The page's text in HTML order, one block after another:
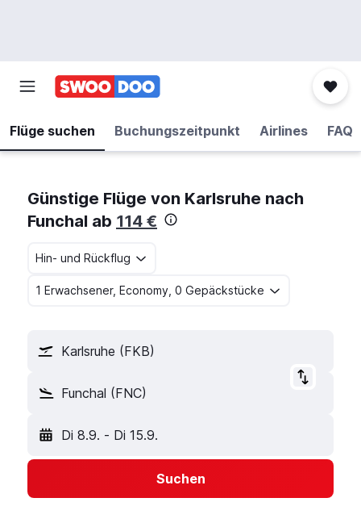
Flüge suchen Buchungszeitpunkt Airlines FAQ
Günstige Flüge von Karlsruhe nach
Funchal ab 114 €
Hin- und Rückflug
1 Erwachsener, Economy, 0 Gepäckstücke
Karlsruhe (FKB)
Funchal (FNC)
Di 8.9. - Di 15.9.
Suchen